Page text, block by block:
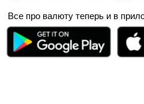
Все про валюту теперь и в